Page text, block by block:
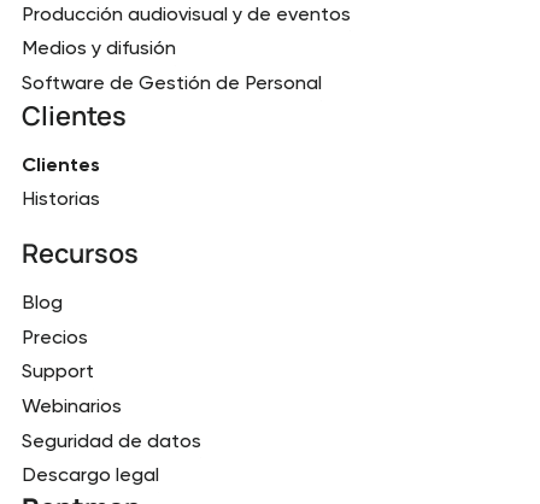
Producción audiovisual y de eventos
Medios y difusión
Software de Gestión de Personal
Clientes
Clientes
Historias
Recursos
Blog
Precios
Support
Webinarios
Seguridad de datos
Descargo legal